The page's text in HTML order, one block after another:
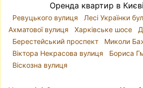
Оболонський, Печерський,
Святошинський,
Шевченківський знаходяться
березі, а Дарницький,
Дніпровський - на лівому.
мова про вибір локації для
Оренда квартир в
Ревуцького вулиця Лесі Українки
Ахматової вулиця
Харківське шосе
Берестейський проспект
Миколи
Віктора Некрасова вулиця
Бориса
Віскозна вулиця